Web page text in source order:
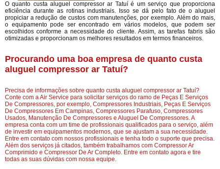
O quanto custa aluguel compressor ar Tatuí é um serviço que proporciona
eficiência durante as rotinas industriais. Isso se dá pelo fato de o aluguel
propiciar a redução de custos com manutenções, por exemplo. Além do mais,
o equipamento pode ser encontrado em vários modelos, que podem ser
escolhidos conforme a necessidade do cliente. Assim, as tarefas fabris são
otimizadas e proporcionam os melhores resultados em termos financeiros.
Procurando uma boa empresa de quanto custa
aluguel compressor ar Tatuí?
Precisa de informações sobre quanto custa aluguel compressor ar Tatuí?
Conte com a Air Service para solicitar serviços do ramo de Peças E Serviços
De Compressores, por exemplo, Compressores Industriais, Peças E Serviços
De Compressores Em Campinas, Compressores Parafuso, Compressores
Usados, Manutenção De Compressores e Aluguel De Compressores. A
empresa conta com um time de profissionais qualificados para o serviço, além
de investir em equipamentos modernos, que se ajustam a sua necessidade.
Entre em contato com nossos profissionais e tenha todo o suporte que precisa.
Além dos serviços já citados, também trabalhamos com Compressor Ar
Comprimido e Compressor De Ar Completo. Entre em contato agora e tire
todas as suas dúvidas com nossa equipe.